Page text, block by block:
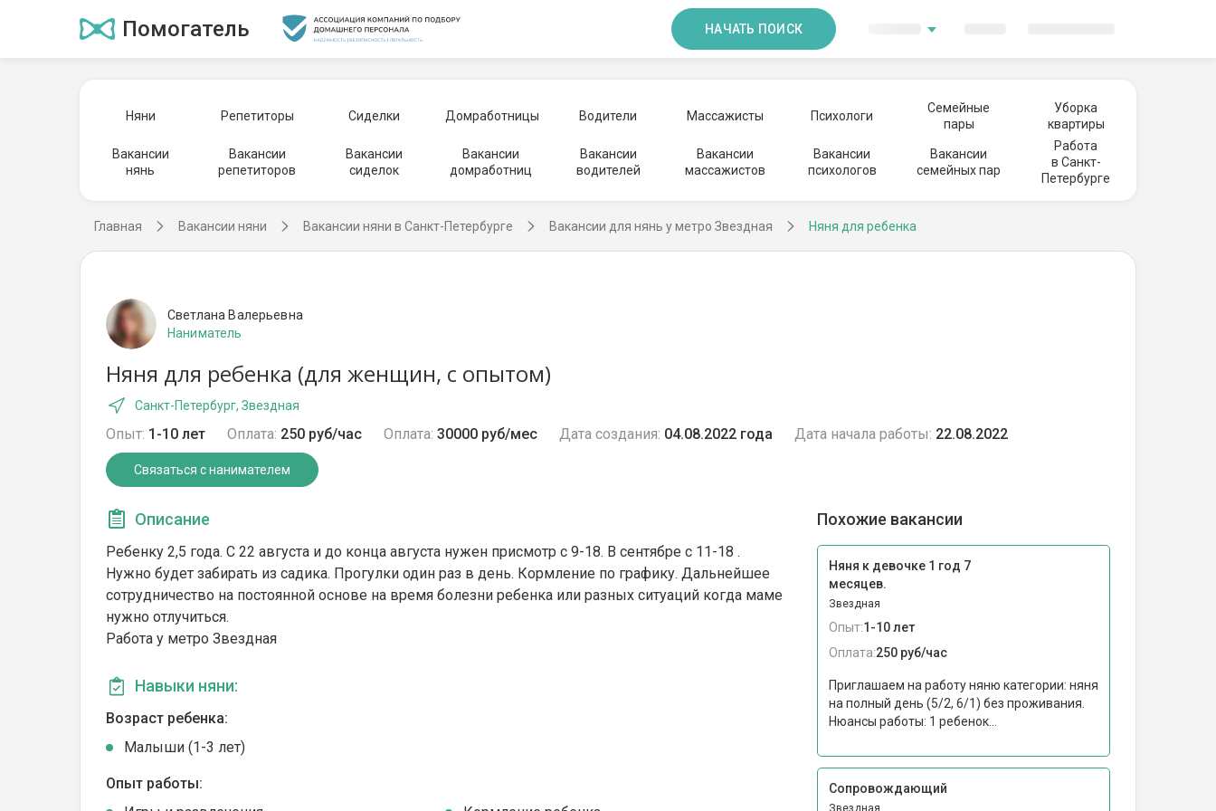
Помогатель НАЧАТЬ ПОИСК
Няни Репетиторы Сиделки Домработницы Водители Массажисты Психологи
Семейные
пары
Уборка
квартиры
Вакансии
нянь
Вакансии
репетиторов
Вакансии
сиделок
Вакансии
домработниц
Вакансии
водителей
Вакансии
массажистов
Вакансии
психологов
Вакансии
семейных пар
Работа
в Санкт-
Петербурге
Главная Вакансии няни Вакансии няни в Санкт-Петербурге Вакансии для нянь у метро Звездная Няня для ребенка
Светлана Валерьевна
Наниматель
Няня для ребенка (для женщин, с опытом)
Санкт-Петербург, Звездная
Опыт: 1-10 лет Оплата: 250 руб/час Оплата: 30000 руб/мес Дата создания: 04.08.2022 года Дата начала работы: 22.08.2022
Связаться с нанимателем
Описание
Ребенку 2,5 года. С 22 августа и до конца августа нужен присмотр с 9-18. В сентябре с 11-18 .
Нужно будет забирать из садика. Прогулки один раз в день. Кормление по графику. Дальнейшее
сотрудничество на постоянной основе на время болезни ребенка или разных ситуаций когда маме
нужно отлучиться.
Работа у метро Звездная
Навыки няни:
Возраст ребенка:
Малыши (1-3 лет)
Опыт работы:
Похожие вакансии
Няня к девочке 1 год 7
месяцев.
Звездная
Опыт:1-10 лет
Оплата:250 руб/час
Приглашаем на работу няню категории: няня
на полный день (5/2, 6/1) без проживания.
Нюансы работы: 1 ребенок...
Сопровождающий
Звездная